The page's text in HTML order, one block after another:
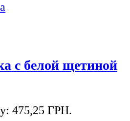
с белой щетиной
475,25 ГРН.